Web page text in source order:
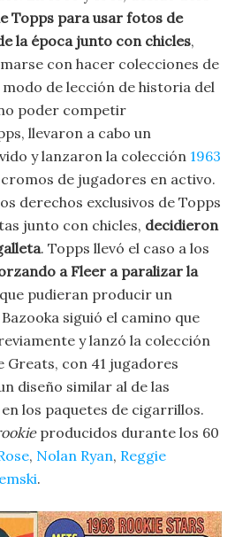
Topps para usar fotos de
la época junto con chicles,
con hacer colecciones de
de lección de historia del
poder competir
llevaron a cabo un
y lanzaron la colección 1963
cromos de jugadores en activo.
derechos exclusivos de Topps
junto con chicles, decidieron
. Topps llevó el caso a los
a Fleer a paralizar la
pudieran producir un
siguió el camino que
y lanzó la colección
Greats, con 41 jugadores
diseño similar al de las
los paquetes de cigarrillos.
producidos durante los 60
, Nolan Ryan, Reggie
.